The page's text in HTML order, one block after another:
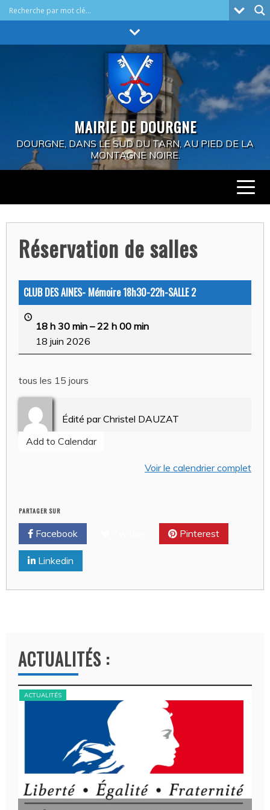
to
MAIRIE DE DOURGNE
DOURGNE, DANS LE SUD DU TARN, AU PIED DE LA
MONTAGNE NOIRE.
Réservation de salles
CLUB DES AINES- Mémoire 18h30-22h-SALLE 2
18 h 30 min –22 h 00 min
18 juin 2026
tous les 15 jours
Édité par Christel DAUZAT
Add to Calendar
Voir le calendrier complet
PARTAGER SUR
Facebook Pinterest
Linkedin
ACTUALITÉS :
ACTUALITÉS